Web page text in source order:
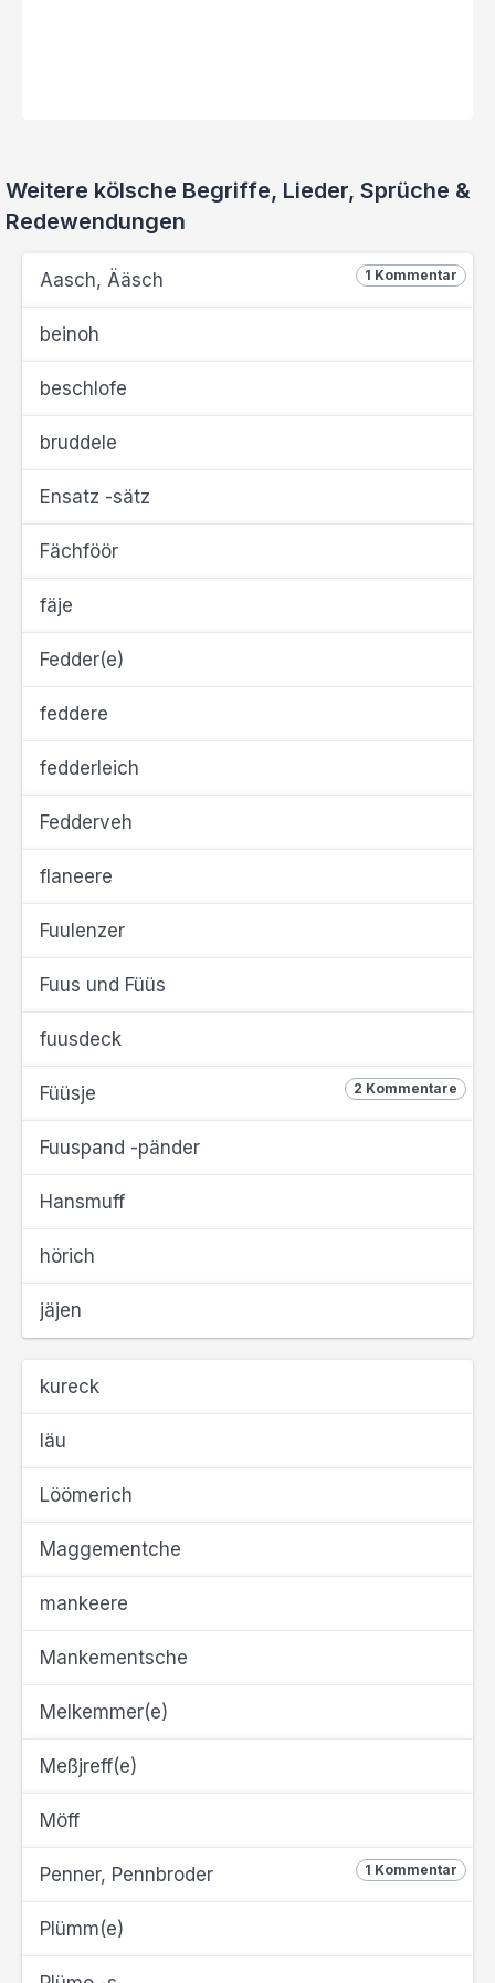
Weitere kölsche Begriffe, Lieder, Sprüche &
Redewendungen
1 Kommentar
Aasch, Ääsch
beinoh
beschlofe
bruddele
Ensatz -sätz
Fächföör
fäje
Fedder(e)
feddere
fedderleich
Fedderveh
flaneere
Fuulenzer
Fuus und Füüs
fuusdeck
2 Kommentare
Füüsje
Fuuspand -pänder
Hansmuff
hörich
jäjen
kureck
läu
Löömerich
Maggementche
mankeere
Mankementsche
Melkemmer(e)
Meßjreff(e)
Möff
1 Kommentar
Penner, Pennbroder
Plümm(e)